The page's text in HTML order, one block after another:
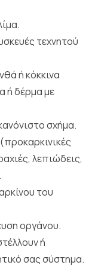
τεχνητού
ή κόκκινα
ή δέρμα με
σχήμα.
λεπιώδεις,
του
οργάνου.
ή
σας σύστημα.